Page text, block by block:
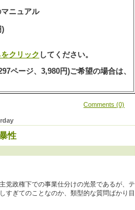
ニュアル
)
クリック してください。
ページ、3,980円)ご希望の場合は、
Comments (0)
性
党政権下での事業仕分けの光景であるが、テ
すぎてのことなのか、類型的な質問ばかり目